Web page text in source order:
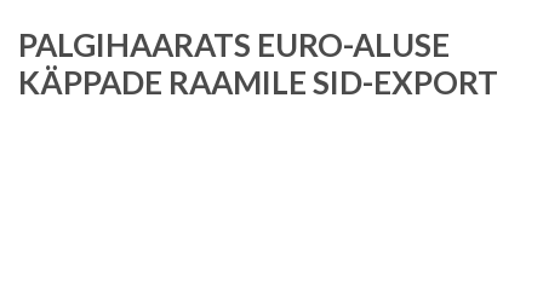
PALGIHAARATS EURO-ALUSE
KÄPPADE RAAMILE SID-EXPORT